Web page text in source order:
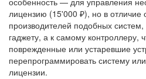
лицензию (15'000 ₽), но в отличие
производителей подобных
гаджету, а к самому контроллеру,
поврежденные или устаревшие
перепрограммировать систему
лицензии.